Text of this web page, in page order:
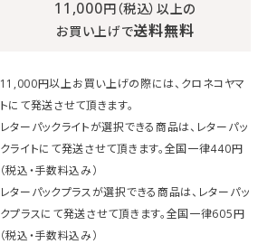
11,000円（税込）以上の
お買い上げで送料無料
11,000円以上お買い上げの際には、クロネコヤマ
トにて発送させて頂きます。
レターパックライトが選択できる商品は、レターパッ
クライトにて発送させて頂きます。全国一律440円
（税込・手数料込み）
レターパックプラスが選択できる商品は、レターパッ
クプラスにて発送させて頂きます。全国一律605円
（税込・手数料込み）